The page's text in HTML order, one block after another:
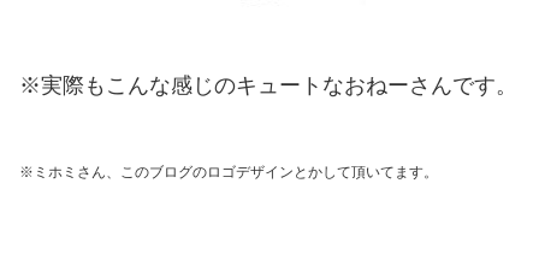
※実際もこんな感じのキュートなおねーさんです。
※ミホミさん、このブログのロゴデザインとかして頂いてます。